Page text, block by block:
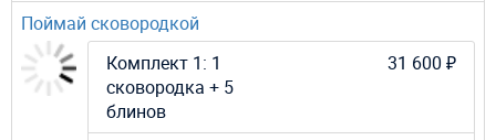
Поймай сковородкой
Комплект 1: 1
сковородка + 5
блинов
31 600 ₽